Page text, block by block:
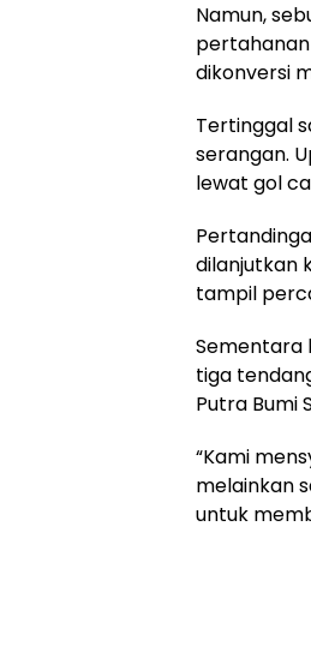
Namun,
dikonversi
Tertinggal
serangan.
lewat gol
dilanjutkan
tampil
Sementara
tiga
Putra Bumi
“Kami
melainkan
untuk